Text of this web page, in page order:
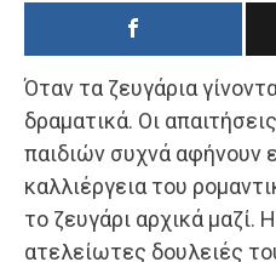
Όταν τα ζευγάρια
δραματικά. Οι
παιδιών συχνά αφήνουν
καλλιέργεια του
το ζευγάρι αρχικά μαζί.
ατελείωτες δουλειές